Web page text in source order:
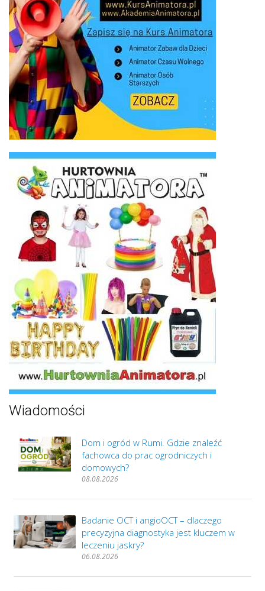
Wiadomości
Dom i ogród w Rumi. Gdzie znaleźć
fachowca do prac ogrodniczych i
domowych?
08.08.2026
Badanie OCT i angioOCT – dlaczego
precyzyjna diagnostyka jest kluczem w
leczeniu jaskry?
06.08.2026